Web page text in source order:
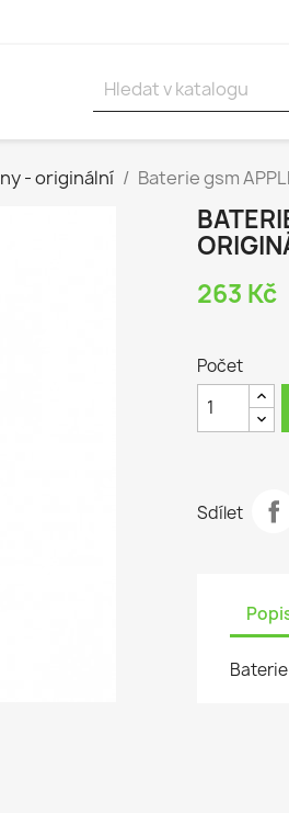
- originální Baterie gsm
263 Kč
Počet
Sdílet
Baterie